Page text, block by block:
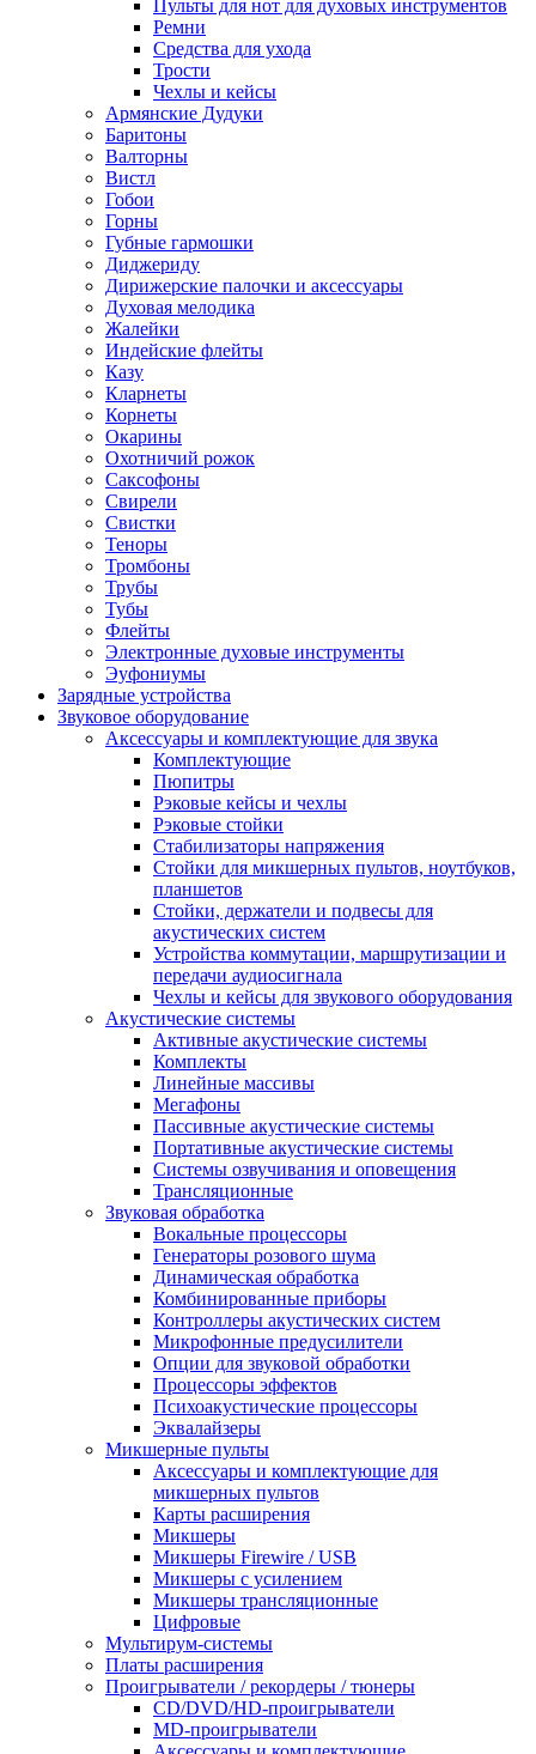
Пульты для нот для духовых инструментов
Ремни
Средства для ухода
Трости
Чехлы и кейсы
Армянские Дудуки
Баритоны
Валторны
Вистл
Гобои
Горны
Губные гармошки
Диджериду
Дирижерские палочки и аксессуары
Духовая мелодика
Жалейки
Индейские флейты
Казу
Кларнеты
Корнеты
Окарины
Охотничий рожок
Саксофоны
Свирели
Свистки
Теноры
Тромбоны
Трубы
Тубы
Флейты
Электронные духовые инструменты
Эуфониумы
Зарядные устройства
Звуковое оборудование
Аксессуары и комплектующие для звука
Комплектующие
Пюпитры
Рэковые кейсы и чехлы
Рэковые стойки
Стабилизаторы напряжения
Стойки для микшерных пультов, ноутбуков,
планшетов
Стойки, держатели и подвесы для
акустических систем
Устройства коммутации, маршрутизации и
передачи аудиосигнала
Чехлы и кейсы для звукового оборудования
Акустические системы
Активные акустические системы
Комплекты
Линейные массивы
Мегафоны
Пассивные акустические системы
Портативные акустические системы
Системы озвучивания и оповещения
Трансляционные
Звуковая обработка
Вокальные процессоры
Генераторы розового шума
Динамическая обработка
Комбинированные приборы
Контроллеры акустических систем
Микрофонные предусилители
Опции для звуковой обработки
Процессоры эффектов
Психоакустические процессоры
Эквалайзеры
Микшерные пульты
Аксессуары и комплектующие для
микшерных пультов
Карты расширения
Микшеры
Микшеры Firewire / USB
Микшеры с усилением
Микшеры трансляционные
Цифровые
Мультирум-системы
Платы расширения
Проигрыватели / рекордеры / тюнеры
CD/DVD/HD-проигрыватели
MD-проигрыватели